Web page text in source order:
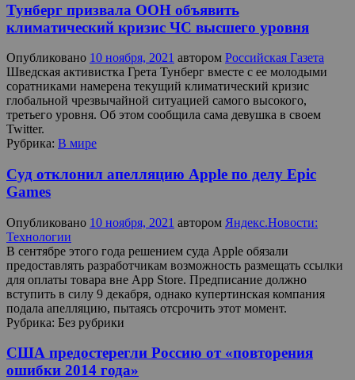
Тунберг призвала ООН объявить
климатический кризис ЧС высшего уровня
Опубликовано 10 ноября, 2021 автором Российская Газета
Шведская активистка Грета Тунберг вместе с ее молодыми
соратниками намерена текущий климатический кризис
глобальной чрезвычайной ситуацией самого высокого,
третьего уровня. Об этом сообщила сама девушка в своем
Twitter.
Рубрика: В мире
Суд отклонил апелляцию Apple по делу Epic
Games
Опубликовано 10 ноября, 2021 автором Яндекс.Новости:
Технологии
В сентябре этого года решением суда Apple обязали
предоставлять разработчикам возможность размещать ссылки
для оплаты товара вне App Store. Предписание должно
вступить в силу 9 декабря, однако купертинская компания
подала апелляцию, пытаясь отсрочить этот момент.
Рубрика: Без рубрики
США предостерегли Россию от «повторения
ошибки 2014 года»